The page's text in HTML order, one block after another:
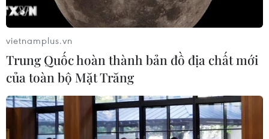
vietnamplus.vn
Trung Quốc hoàn thành bản đồ địa chất mới
của toàn bộ Mặt Trăng